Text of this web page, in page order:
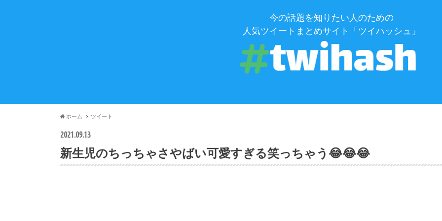
今の話題を知りたい人のための
人気ツイートまとめサイト「ツイハッシュ」
ホーム ツイート
2021.09.13
新生児のちっちゃさやばい可愛すぎる笑っちゃう😂😂😂